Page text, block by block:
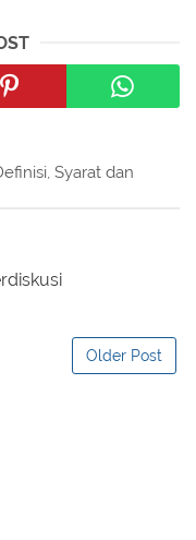
Syarat dan
Older Post